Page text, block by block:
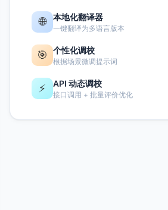
🌐 本地化翻译器
一键翻译为多语言版本
🎯 个性化调校
根据场景微调提示词
⚡ API 动态调校
接口调用 + 批量评价优化